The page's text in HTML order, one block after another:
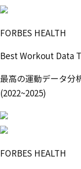
FORBES HEALTH
Best Workout Data
最高の運動データ分
(2022~2025)
FORBES HEALTH